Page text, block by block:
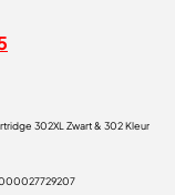
302XL Zwart & 302 Kleur